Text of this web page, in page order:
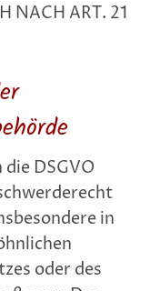
NACH ART. 21
DSGVO
in
oder des